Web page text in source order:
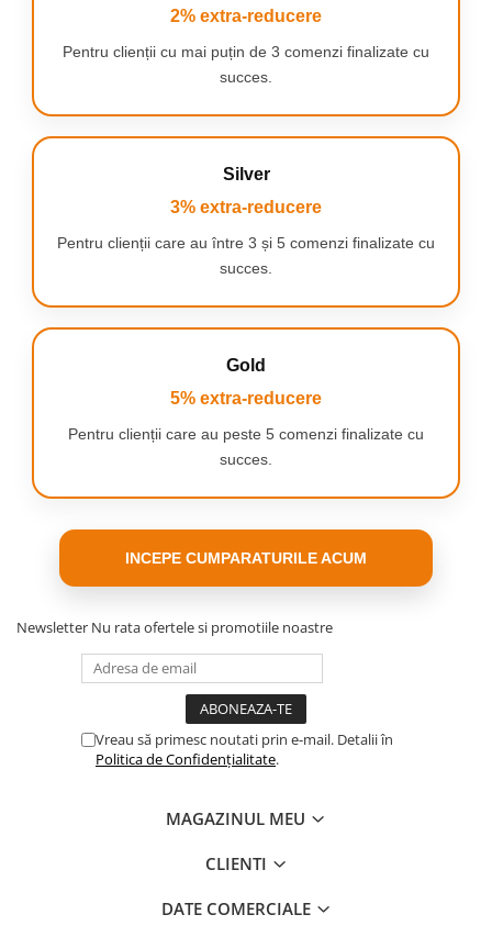
Cyclonic este prevazut
performanta, asigurand
cele mai bune rezultate
Cele mai bune
absorbtie a prafului, cu
varf a noului motor cu
eficienta energetica
maxima.
praf
din aerul aspirat: 2
2% extra-reducere
Pentru clienții cu mai puțin de 3 comenzi finalizate cu
succes.
Silver
3% extra-reducere
Pentru clienții care au între 3 și 5 comenzi finalizate cu
succes.
Gold
5% extra-reducere
Pentru clienții care au peste 5 comenzi finalizate cu
succes.
INCEPE CUMPARATURILE ACUM
Newsletter Nu rata ofertele si promotiile noastre
Vreau să primesc noutati prin e-mail. Detalii în
Politica de Confidențialitate.
MAGAZINUL MEU
CLIENTI
DATE COMERCIALE